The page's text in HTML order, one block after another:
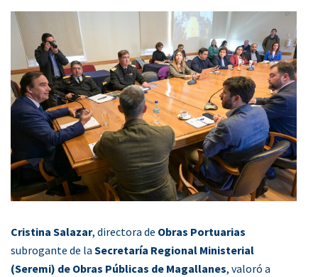
Cristina Salazar, directora de Obras Portuarias
subrogante de la Secretaría Regional Ministerial
(Seremi) de Obras Públicas de Magallanes, valoró a